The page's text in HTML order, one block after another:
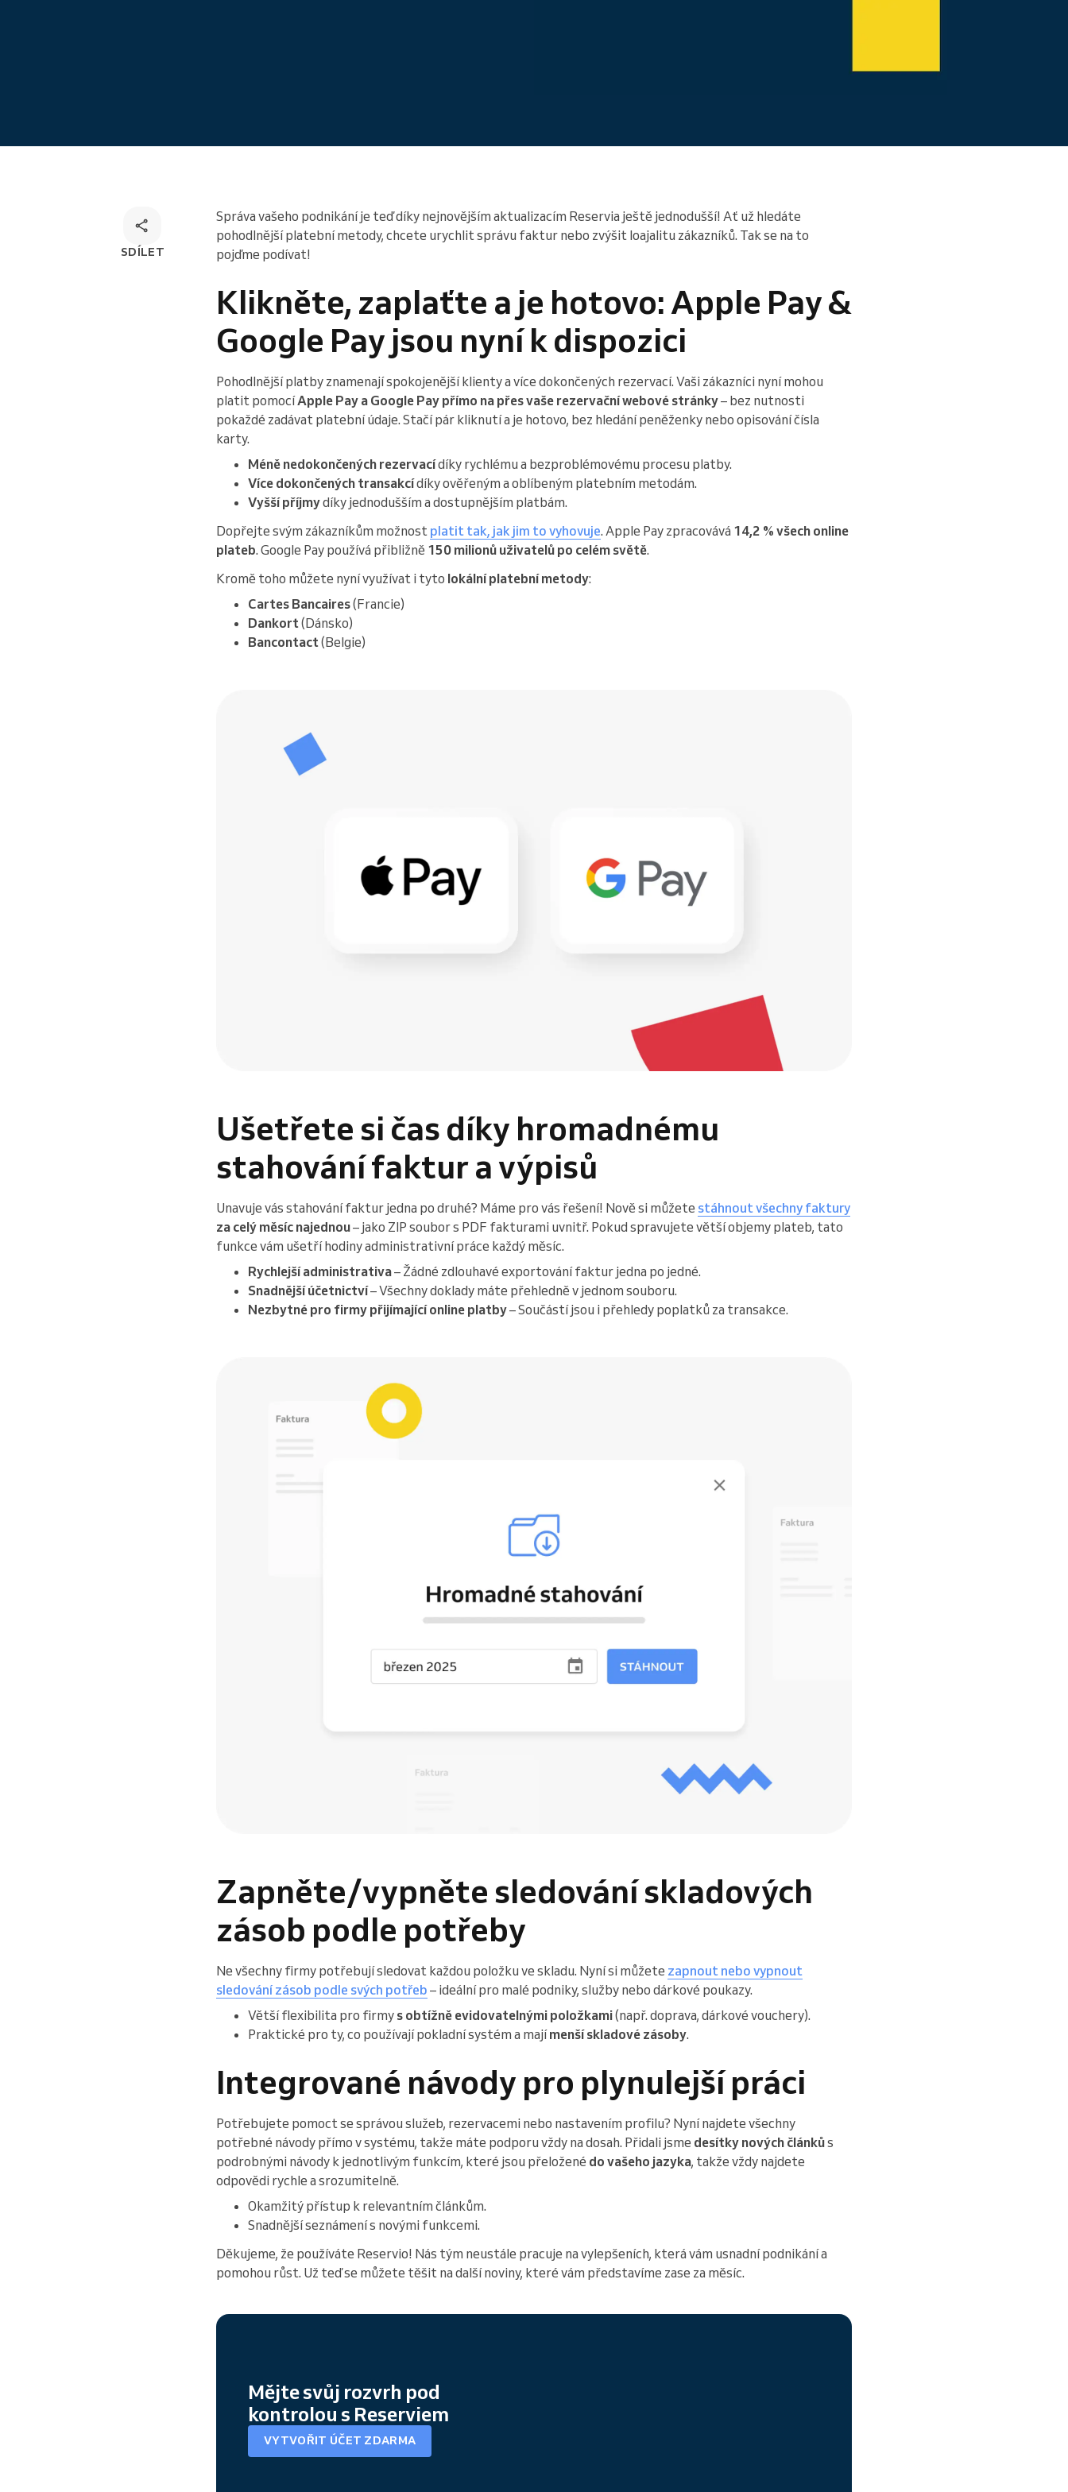
SDÍLET
Správa vašeho podnikání je teď díky nejnovějším aktualizacím Reservia ještě jednodušší! Ať už hledáte
pohodlnější platební metody, chcete urychlit správu faktur nebo zvýšit loajalitu zákazníků. Tak se na to
pojďme podívat!
Klikněte, zaplaťte a je hotovo: Apple Pay &
Google Pay jsou nyní k dispozici
Pohodlnější platby znamenají spokojenější klienty a více dokončených rezervací. Vaši zákazníci nyní mohou
platit pomocíApple Pay a Google Pay přímo na přes vaše rezervační webové stránky– bez nutnosti
pokaždé zadávat platební údaje. Stačí pár kliknutí a je hotovo, bez hledání peněženky nebo opisování čísla
karty.
Méně nedokončených rezervacídíky rychlému a bezproblémovému procesu platby.
Více dokončených transakcídíky ověřeným a oblíbeným platebním metodám.
Vyšší příjmydíky jednodušším a dostupnějším platbám.
Dopřejte svým zákazníkům možnost platit tak, jak jim to vyhovuje. Apple Pay zpracovává 14,2 % všech online
plateb. Google Pay používá přibližně 150 milionů uživatelů po celém světě.
Kromě toho můžete nyní využívat i tyto lokální platební metody:
Cartes Bancaires(Francie)
Dankort (Dánsko)
Bancontact (Belgie)
Ušetřete si čas díky hromadnému
stahování faktur a výpisů
Unavuje vás stahování faktur jedna po druhé? Máme pro vás řešení! Nově si můžete stáhnout všechny faktury
za celý měsíc najednou– jako ZIP soubor s PDF fakturami uvnitř. Pokud spravujete větší objemy plateb, tato
funkce vám ušetří hodiny administrativní práce každý měsíc.
Rychlejší administrativa– Žádné zdlouhavé exportování faktur jedna po jedné.
Snadnější účetnictví– Všechny doklady máte přehledně v jednom souboru.
Nezbytné pro firmy přijímající online platby– Součástí jsou i přehledy poplatků za transakce.
Zapněte/vypněte sledování skladových
zásob podle potřeby
Ne všechny firmy potřebují sledovat každou položku ve skladu. Nyní si můžete zapnout nebo vypnout
sledování zásob podle svých potřeb – ideální pro malé podniky, služby nebo dárkové poukazy.
Větší flexibilita pro firmy s obtížně evidovatelnými položkami(např. doprava, dárkové vouchery).
Praktické pro ty, co používají pokladní systém a majímenší skladové zásoby.
Integrované návody pro plynulejší práci
Potřebujete pomoct se správou služeb, rezervacemi nebo nastavením profilu? Nyní najdete všechny
potřebné návody přímo v systému, takže máte podporu vždy na dosah. Přidali jsme desítky nových článkůs
podrobnými návody k jednotlivým funkcím, které jsou přeložené do vašeho jazyka, takže vždy najdete
odpovědi rychle a srozumitelně.
Okamžitý přístup k relevantním článkům.
Snadnější seznámení s novými funkcemi.
Děkujeme, že používáte Reservio! Nás tým neustále pracuje na vylepšeních, která vám usnadní podnikání a
pomohou růst. Už teď se můžete těšit na další noviny, které vám představíme zase za měsíc.
Mějte svůj rozvrh pod
kontrolou s Reserviem
VYTVOŘIT ÚČET ZDARMA